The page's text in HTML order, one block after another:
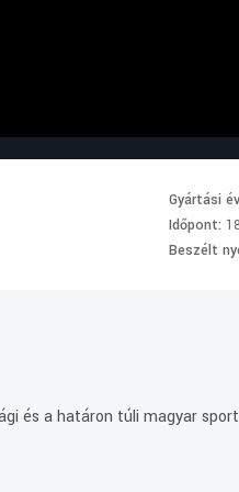
Gyártási
Időpont:
Beszélt
és a határon túli magyar